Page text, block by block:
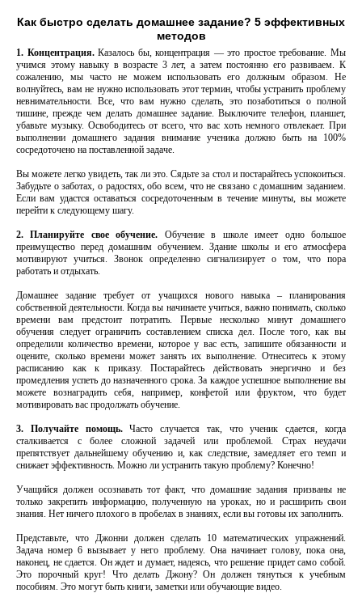
Как быстро сделать домашнее задание? 5 эффективных
методов
1. Концентрация.Казалось бы, концентрация — это простое требование. Мы
учимся этому навыку в возрасте 3 лет, а затем постоянно его развиваем. К
сожалению, мы часто не можем использовать его должным образом. Не
волнуйтесь, вам не нужно использовать этот термин, чтобы устранить проблему
невнимательности. Все, что вам нужно сделать, это позаботиться о полной
тишине, прежде чем делать домашнее задание. Выключите телефон, планшет,
убавьте музыку. Освободитесь от всего, что вас хоть немного отвлекает. При
выполнении домашнего задания внимание ученика должно быть на 100%
сосредоточено на поставленной задаче.
Вы можете легко увидеть, так ли это. Сядьте за стол и постарайтесь успокоиться.
Забудьте о заботах, о радостях, обо всем, что не связано с домашним заданием.
Если вам удастся оставаться сосредоточенным в течение минуты, вы можете
перейти к следующему шагу.
2. Планируйте свое обучение. Обучение в школе имеет одно большое
преимущество перед домашним обучением. Здание школы и его атмосфера
мотивируют учиться. Звонок определенно сигнализирует о том, что пора
работать и отдыхать.
Домашнее задание требует от учащихся нового навыка – планирования
собственной деятельности. Когда вы начинаете учиться, важно понимать, сколько
времени вам предстоит потратить. Первые несколько минут домашнего
обучения следует ограничить составлением списка дел. После того, как вы
определили количество времени, которое у вас есть, запишите обязанности и
оцените, сколько времени может занять их выполнение. Отнеситесь к этому
расписанию как к приказу. Постарайтесь действовать энергично и без
промедления успеть до назначенного срока. За каждое успешное выполнение вы
можете вознаградить себя, например, конфетой или фруктом, что будет
мотивировать вас продолжать обучение.
3. Получайте помощь.Часто случается так, что ученик сдается, когда
сталкивается с более сложной задачей или проблемой. Страх неудачи
препятствует дальнейшему обучению и, как следствие, замедляет его темп и
снижает эффективность. Можно ли устранить такую ​​проблему? Конечно!
Учащийся должен осознавать тот факт, что домашние задания призваны не
только закрепить информацию, полученную на уроках, но и расширить свои
знания. Нет ничего плохого в пробелах в знаниях, если вы готовы их заполнить.
Представьте, что Джонни должен сделать 10 математических упражнений.
Задача номер 6 вызывает у него проблему. Она начинает голову, пока она,
наконец, не сдается. Он ждет и думает, надеясь, что решение придет само собой.
Это порочный круг! Что делать Джону? Он должен тянуться к учебным
пособиям. Это могут быть книги, заметки или обучающие видео.